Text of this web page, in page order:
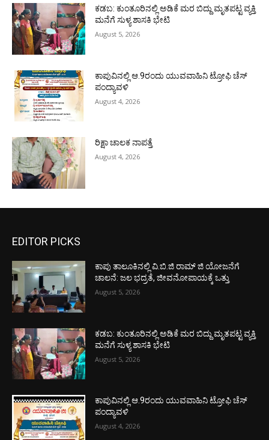
ಕಡಬ: ಕುಂತೂರಿನಲ್ಲಿ ಅಡಿಕೆ ಮರ ಬಿದ್ದು ಮೃತಪಟ್ಟ ವ್ಯಕ್ತಿ
ಮನೆಗೆ ಸುಳ್ಯ ಶಾಸಕಿ ಭೇಟಿ
August 5, 2026
ಕಾಪುವಿನಲ್ಲಿ ಆ.9ರಂದು ಯುವವಾಹಿನಿ ಟ್ರೋಫಿ ಚೆಸ್
ಪಂದ್ಯಾವಳಿ
August 4, 2026
ರಿಕ್ಷಾ ಚಾಲಕ ನಾಪತ್ತೆ
August 4, 2026
EDITOR PICKS
ಕಾಪು ತಾಲೂಕಿನಲ್ಲಿ ವಿ.ಬಿ.ಜಿ ರಾಮ್ ಜಿ ಯೋಜನೆಗೆ
ಚಾಲನೆ: ಜಲ ಭದ್ರತೆ, ಜೀವನೋಪಾಯಕ್ಕೆ ಒತ್ತು
August 5, 2026
ಕಡಬ: ಕುಂತೂರಿನಲ್ಲಿ ಅಡಿಕೆ ಮರ ಬಿದ್ದು ಮೃತಪಟ್ಟ ವ್ಯಕ್ತಿ
ಮನೆಗೆ ಸುಳ್ಯ ಶಾಸಕಿ ಭೇಟಿ
August 5, 2026
ಕಾಪುವಿನಲ್ಲಿ ಆ.9ರಂದು ಯುವವಾಹಿನಿ ಟ್ರೋಫಿ ಚೆಸ್
ಪಂದ್ಯಾವಳಿ
August 4, 2026